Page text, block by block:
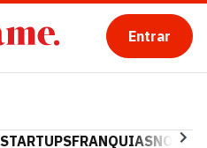
Entrar
STARTUPSFRANQUIAS